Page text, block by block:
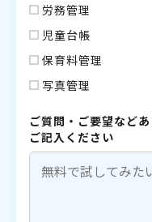
労務管理
児童台帳
保育料管理
写真管理
ご質問・ご要望など
ご記入ください